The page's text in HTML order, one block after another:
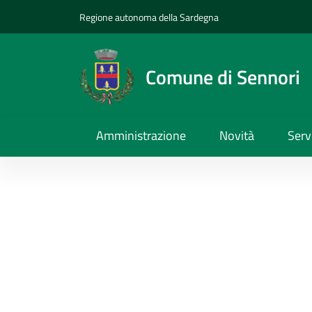
Regione autonoma della Sardegna
Comune di Sennori
Amministrazione Novità